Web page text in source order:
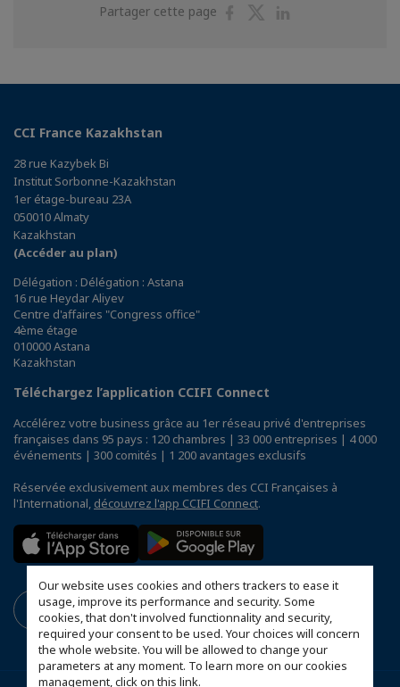
Our website uses cookies and others trackers to ease it
usage, improve its performance and security. Some
cookies, that don't involved functionnality and security,
required your consent to be used. Your choices will concern
the whole website. You will be allowed to change your
parameters at any moment. To learn more on our cookies
management,click on this link.
Partager cette page
PartagerPartager
CCI France Kazakhstan
28 rue Kazybek Bi
Institut Sorbonne-Kazakhstan
1er étage-bureau 23A
050010 Almaty
Kazakhstan
(Accéder au plan)
Délégation : Délégation : Astana
16 rue Heydar Aliyev
Centre d'affaires "Congress office"
4ème étage
010000 Astana
Kazakhstan
Téléchargez l’application CCIFI Connect
Accélérez votre business grâce au 1er réseau privé d'entreprises
françaises dans 95 pays : 120 chambres | 33 000 entreprises | 4 000
événements | 300 comités | 1 200 avantages exclusifs
Réservée exclusivement aux membres des CCI Françaises à
l'International, découvrez l'app CCIFI Connect.